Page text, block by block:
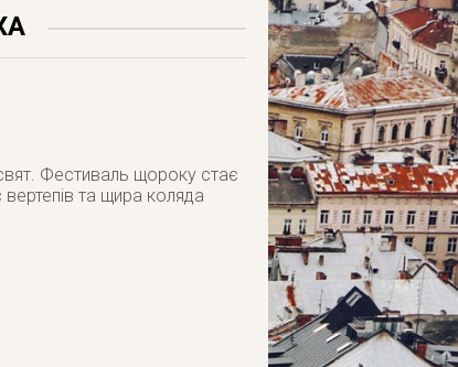
Фестиваль щороку стає
та щира коляда